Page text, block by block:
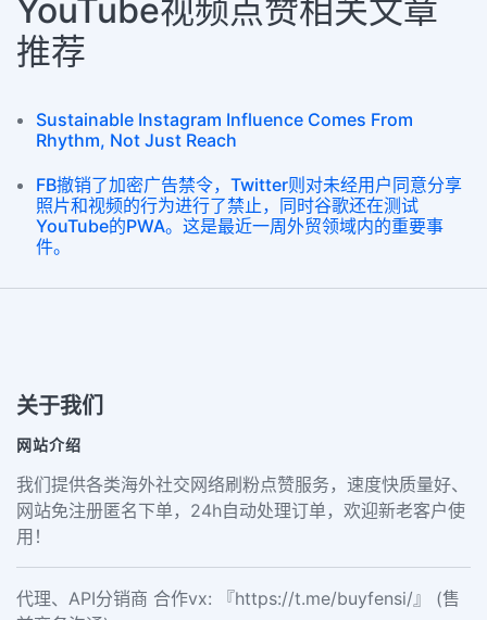
YouTube视频点赞相关文章
推荐
Sustainable Instagram Influence Comes From
Rhythm, Not Just Reach
FB撤销了加密广告禁令，Twitter则对未经用户同意分享
照片和视频的行为进行了禁止，同时谷歌还在测试
YouTube的PWA。这是最近一周外贸领域内的重要事
件。
关于我们
网站介绍
我们提供各类海外社交网络刷粉点赞服务，速度快质量好、
网站免注册匿名下单，24h自动处理订单，欢迎新老客户使
用！
代理、API分销商 合作vx: 『https://t.me/buyfensi/』 (售